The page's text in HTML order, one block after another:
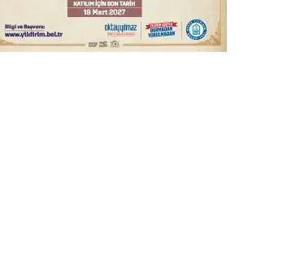
Serbest piyasada altın fiyatları...